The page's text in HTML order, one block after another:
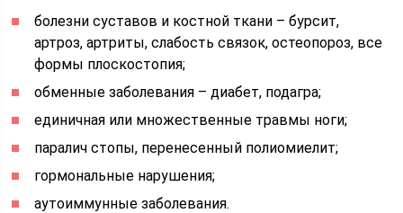
болезни суставов и костной ткани – бурсит,
артроз, артриты, слабость связок, остеопороз, все
формы плоскостопия;
обменные заболевания – диабет, подагра;
единичная или множественные травмы ноги;
паралич стопы, перенесенный полиомиелит;
гормональные нарушения;
аутоиммунные заболевания.